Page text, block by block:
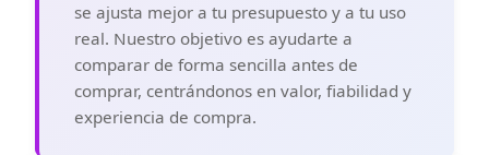
se ajusta mejor a tu presupuesto y a tu uso
real. Nuestro objetivo es ayudarte a
comparar de forma sencilla antes de
comprar, centrándonos en valor, fiabilidad y
experiencia de compra.